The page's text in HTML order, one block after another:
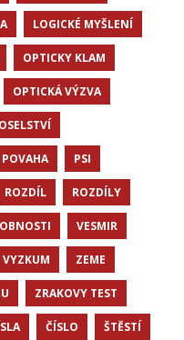
LOGICKÉ MYŠLENÍ
OPTICKY KLAM
OPTICKÁ VÝZVA
POVAHA PSI
ROZDÍL ROZDÍLY
VESMIR
VYZKUM ZEME
ZRAKOVY TEST
ČÍSLO ŠTĚSTÍ